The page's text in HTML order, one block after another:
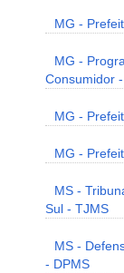
MG -
MG -
Consumidor
MG -
MG -
MS -
Sul - TJMS
MS -
- DPMS